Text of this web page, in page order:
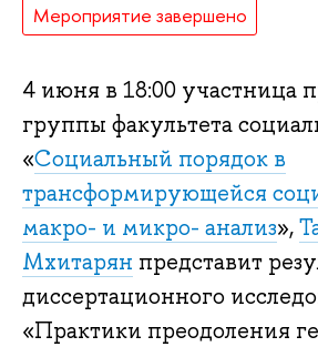
Мероприятие завершено
4 июня в 18:00 участница
группы факультета
«Социальный порядок в
трансформирующейся
макро- и микро- анализ»,
Мхитарян представит
диссертационного
«Практики преодоления